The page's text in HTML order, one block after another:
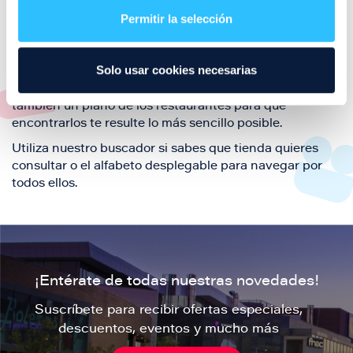
Permitir la selección
Solo usar cookies necesarias
también de nuestra oferta de ocio y shopping durante
podrás encontrar toda la información necesaria de
cada una de nuestras marcas. Sus datos de contacto y
también un plano de los restaurantes para que
encontrarlos te resulte lo más sencillo posible.
Utiliza nuestro buscador si sabes que tienda quieres
consultar o el alfabeto desplegable para navegar por
todos ellos.
¡Entérate de todas nuestras novedades!
Suscríbete para recibir ofertas especiales,
descuentos, eventos y mucho más